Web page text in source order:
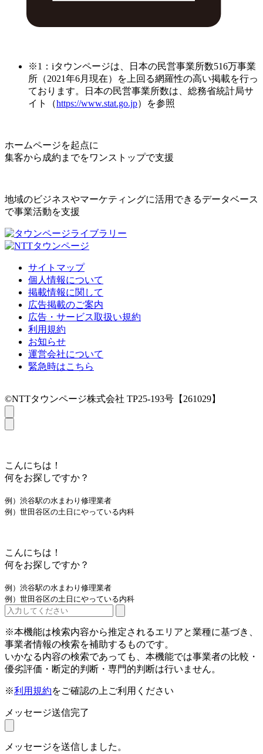
※1：iタウンページは、日本の民営事業所数516万事業
所（2021年6月現在）を上回る網羅性の高い掲載を行っ
ております。日本の民営事業所数は、総務省統計局サ
イト（https://www.stat.go.jp）を参照
ホームページを起点に
集客から成約までをワンストップで支援
地域のビジネスやマーケティングに活用できるデータベース
で事業活動を支援
サイトマップ
個人情報について
掲載情報に関して
広告掲載のご案内
広告・サービス取扱い規約
利用規約
お知らせ
運営会社について
緊急時はこちら
©NTTタウンページ株式会社 TP25-193号【261029】
こんにちは！
何をお探しですか？
例）渋谷駅の水まわり修理業者
例）世田谷区の土日にやっている内科
こんにちは！
何をお探しですか？
例）渋谷駅の水まわり修理業者
例）世田谷区の土日にやっている内科
※本機能は検索内容から推定されるエリアと業種に基づき、
事業者情報の検索を補助するものです。
いかなる内容の検索であっても、本機能では事業者の比較・
優劣評価・断定的判断・専門的判断は行いません。
※利用規約をご確認の上ご利用ください
メッセージ送信完了
メッセージを送信しました。